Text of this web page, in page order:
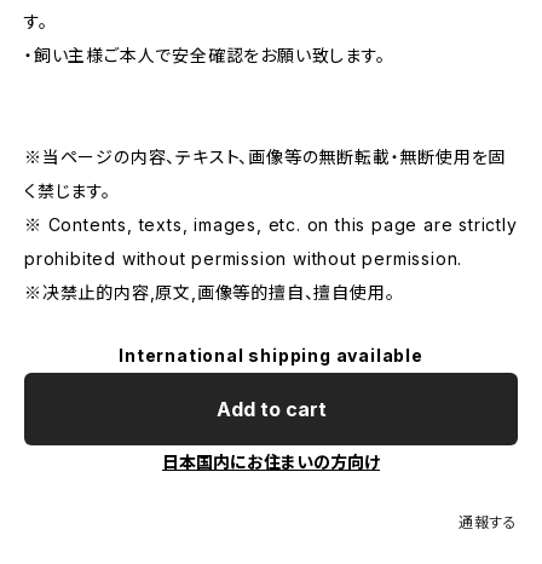
す。
・飼い主様ご本人で安全確認をお願い致します。
※当ページの内容、テキスト、画像等の無断転載・無断使用を固
く禁じます。
※ Contents, texts, images, etc. on this page are strictly
prohibited without permission without permission.
※决禁止的内容,原文,画像等的擅自、擅自使用。
International shipping available
Add to cart
日本国内にお住まいの方向け
通報する